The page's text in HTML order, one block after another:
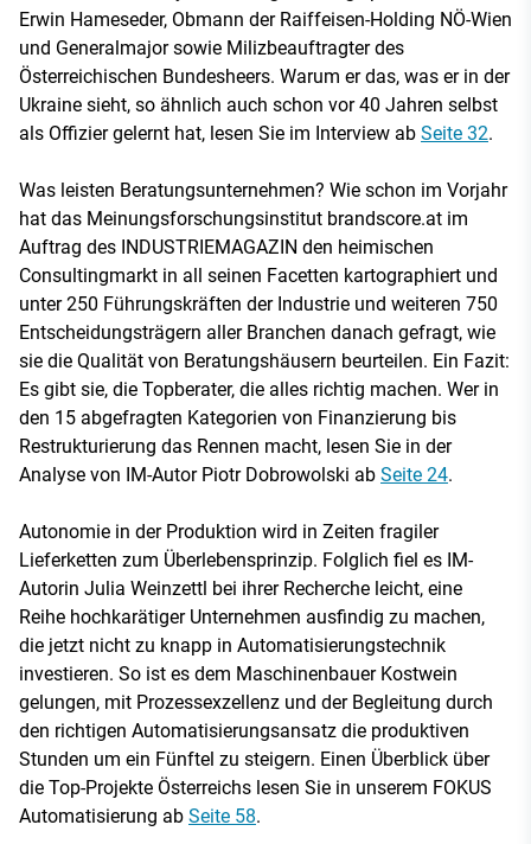
Erwin Hameseder, Obmann der Raiffeisen-Holding NÖ-Wien
und Generalmajor sowie Milizbeauftragter des
Österreichischen Bundesheers. Warum er das, was er in der
Ukraine sieht, so ähnlich auch schon vor 40 Jahren selbst
als Offizier gelernt hat, lesen Sie im Interview ab Seite 32.
Was leisten Beratungsunternehmen? Wie schon im Vorjahr
hat das Meinungsforschungsinstitut brandscore.at im
Auftrag des INDUSTRIEMAGAZIN den heimischen
Consultingmarkt in all seinen Facetten kartographiert und
unter 250 Führungskräften der Industrie und weiteren 750
Entscheidungsträgern aller Branchen danach gefragt, wie
sie die Qualität von Beratungshäusern beurteilen. Ein Fazit:
Es gibt sie, die Topberater, die alles richtig machen. Wer in
den 15 abgefragten Kategorien von Finanzierung bis
Restrukturierung das Rennen macht, lesen Sie in der
Analyse von IM-Autor Piotr Dobrowolski ab Seite 24.
Autonomie in der Produktion wird in Zeiten fragiler
Lieferketten zum Überlebensprinzip. Folglich fiel es IM-
Autorin Julia Weinzettl bei ihrer Recherche leicht, eine
Reihe hochkarätiger Unternehmen ausfindig zu machen,
die jetzt nicht zu knapp in Automatisierungstechnik
investieren. So ist es dem Maschinenbauer Kostwein
gelungen, mit Prozessexzellenz und der Begleitung durch
den richtigen Automatisierungsansatz die produktiven
Stunden um ein Fünftel zu steigern. Einen Überblick über
die Top-Projekte Österreichs lesen Sie in unserem FOKUS
Automatisierung ab Seite 58.